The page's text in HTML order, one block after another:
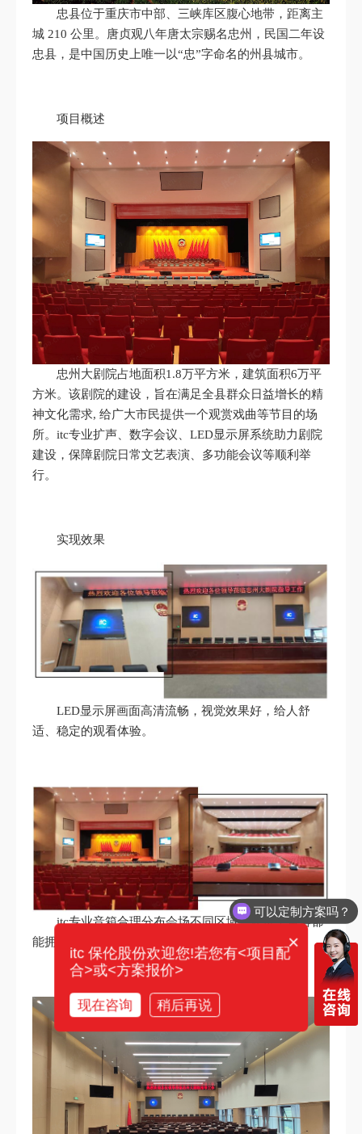
忠县位于重庆市中部、三峡库区腹心地带，距离主
城 210 公里。唐贞观八年唐太宗赐名忠州，民国二年设
忠县，是中国历史上唯一以“忠”字命名的州县城市。
项目概述
忠州大剧院占地面积1.8万平方米，建筑面积6万平
方米。该剧院的建设，旨在满足全县群众日益增长的精
神文化需求, 给广大市民提供一个观赏戏曲等节目的场
所。itc专业扩声、数字会议、LED显示屏系统助力剧院
建设，保障剧院日常文艺表演、多功能会议等顺利举
行。
实现效果
LED显示屏画面高清流畅，视觉效果好，给人舒
适、稳定的观看体验。
itc专业音箱合理分布会场不同区域，让每个角落都
能拥有高品质的音质覆盖。
可以定制方案吗？
×
itc 保伦股份欢迎您!若您有<项目配
合>或<方案报价>
现在咨询 稍后再说